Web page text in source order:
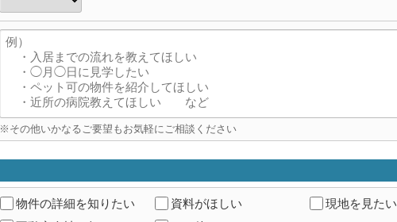
※その他いかなるご要望もお気軽にご相談ください
物件の詳細を知りたい 資料がほしい
現地を見たい